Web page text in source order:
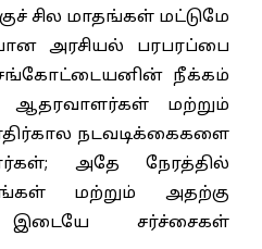
சில மாதங்கள் மட்டுமே
அரசியல் பரபரப்பை
நீக்கம்
மற்றும்
நடவடிக்கைகளை
அதே நேரத்தில்
மற்றும் அதற்கு
சர்ச்சைகள்